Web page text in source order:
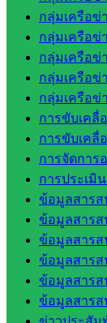
กลุ่มเครือข่
กลุ่มเครือข่
กลุ่มเครือข่
กลุ่มเครือข่
กลุ่มเครือข่
การขับเคลื่
การขับเคลื่
การจัดการ
การประเมิ
ข้อมูลสารส
ข้อมูลสารส
ข้อมูลสารส
ข้อมูลสารส
ข้อมูลสารส
ข้อมูลสารส